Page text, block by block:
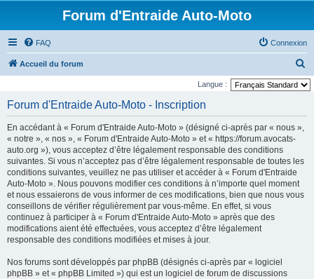
Forum d'Entraide Auto-Moto
FAQ Connexion
Accueil du forum
e
Langue :
Forum d'Entraide Auto-Moto - Inscription
En accédant à « Forum d'Entraide Auto-Moto » (désigné ci-après par « nous »,
« notre », « nos », « Forum d'Entraide Auto-Moto » et « https://forum.avocats-
auto.org »), vous acceptez d’être légalement responsable des conditions
suivantes. Si vous n’acceptez pas d’être légalement responsable de toutes les
conditions suivantes, veuillez ne pas utiliser et accéder à « Forum d'Entraide
Auto-Moto ». Nous pouvons modifier ces conditions à n’importe quel moment
et nous essaierons de vous informer de ces modifications, bien que nous vous
conseillons de vérifier régulièrement par vous-même. En effet, si vous
continuez à participer à « Forum d'Entraide Auto-Moto » après que des
modifications aient été effectuées, vous acceptez d’être légalement
responsable des conditions modifiées et mises à jour.
Nos forums sont développés par phpBB (désignés ci-après par « logiciel
phpBB » et « phpBB Limited ») qui est un logiciel de forum de discussions